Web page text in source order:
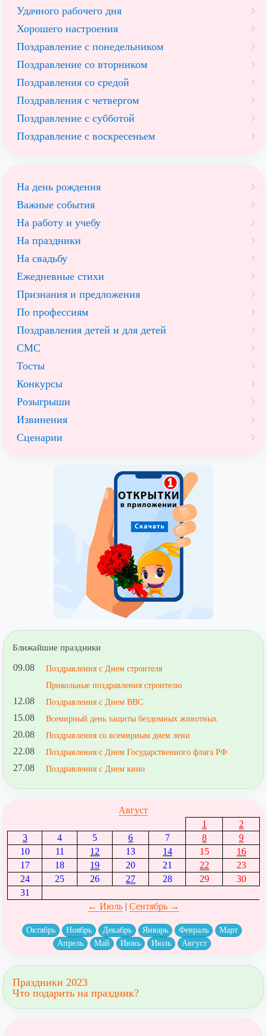
Удачного рабочего дня
Хорошего настроения
Поздравление с понедельником
Поздравление со вторником
Поздравления со средой
Поздравления с четвергом
Поздравление с субботой
Поздравление с воскресеньем
На день рождения
Важные события
На работу и учебу
На праздники
На свадьбу
Ежедневные стихи
Признания и предложения
По профессиям
Поздравления детей и для детей
СМС
Тосты
Конкурсы
Розыгрыши
Извинения
Сценарии
Ближайшие праздники
09.08
Поздравления с Днем строителя
Прикольные поздравления строителю
12.08 Поздравления с Днем ВВС
15.08 Всемирный день защиты бездомных животных
20.08 Поздравления со всемирным днем лени
22.08 Поздравления с Днем Государственного флага РФ
27.08 Поздравления с Днем кино
Август
1
2
3
4 5 6 7 8
9
10
11 12 13 14 15
16
17
18 19 20 21 22
23
24
25 26 27 28 29
30
31
← Июль| Сентябрь →
Октябрь Ноябрь Декабрь Январь Февраль
Март
Апрель
Май Июнь Июль Август
Праздники 2023
Что подарить на праздник?